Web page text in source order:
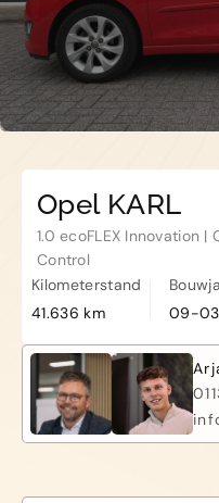
Opel KARL
1.0 ecoFLEX Innovation
Control
Kilometerstand
41.636 km
09-